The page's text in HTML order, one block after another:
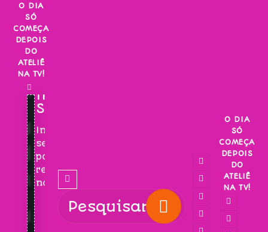
Skip
content
O DIA
SÓ
COMEÇA
DEPOIS
DO
ATELIÊ
NA TV!
INSCREVA-
SE!
Inscreva-
se
para
receber
novidades!
O DIA
SÓ
COMEÇA
DEPOIS
DO
ATELIÊ
NA TV!